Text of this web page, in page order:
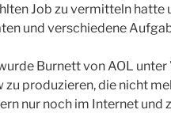
Job zu vermitteln
und verschiedene
Burnett von AOL
zu produzieren, die nicht
nur noch im Internet und